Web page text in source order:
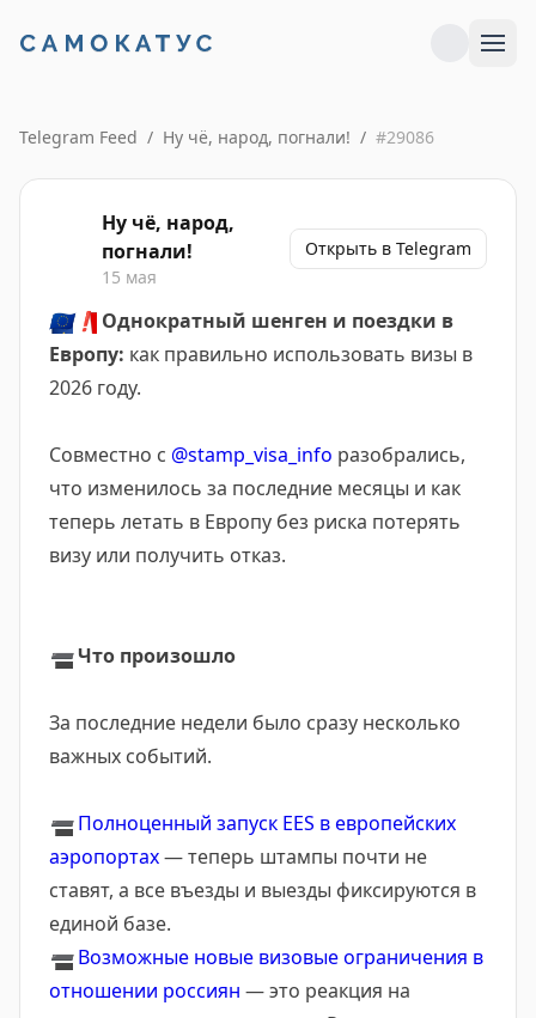
Telegram Feed / Ну чё, народ, погнали! / #29086
Ну чё, народ,
погнали!
15 мая
Открыть в Telegram
🇪🇺❗️ Однократный шенген и поездки в
Европу: как правильно использовать визы в
2026 году.
Совместно с @stamp_visa_info разобрались,
что изменилось за последние месяцы и как
теперь летать в Европу без риска потерять
визу или получить отказ.
➖Что произошло
За последние недели было сразу несколько
важных событий.
➖ Полноценный запуск EES в европейских
аэропортах— теперь штампы почти не
ставят, а все въезды и выезды фиксируются в
единой базе.
➖ Возможные новые визовые ограничения в
отношении россиян — это реакция на